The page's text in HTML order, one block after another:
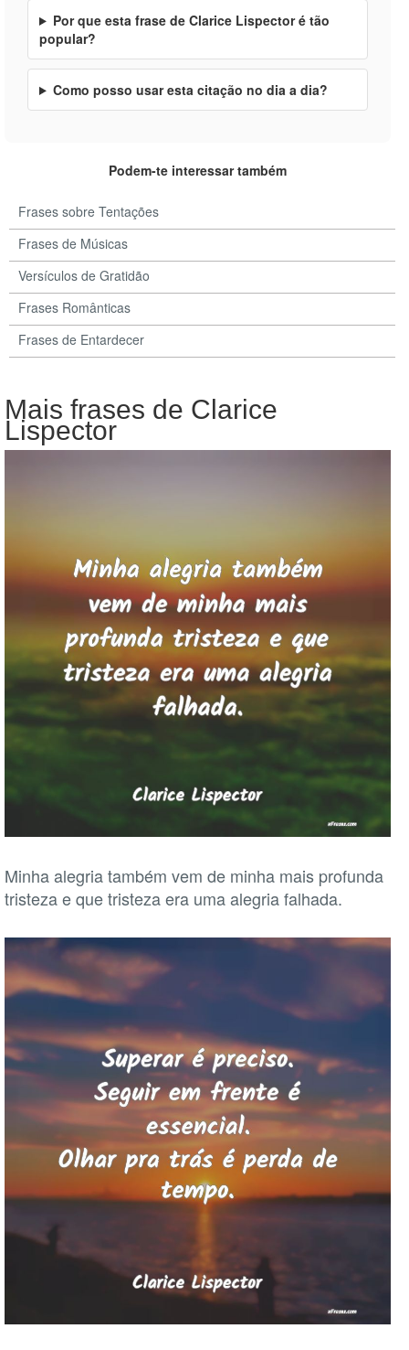
Por que esta frase de Clarice Lispector é tão
popular?
Como posso usar esta citação no dia a dia?
Podem-te interessar também
Frases sobre Tentações
Frases de Músicas
Versículos de Gratidão
Frases Românticas
Frases de Entardecer
Mais frases de Clarice
Lispector
Minha alegria também vem de minha mais profunda
tristeza e que tristeza era uma alegria falhada.